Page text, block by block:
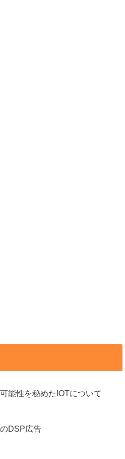
能性を秘めたIOTについて
DSP広告